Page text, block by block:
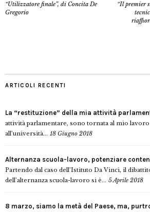
“Utilizzatore finale”, di Concita De
Gregorio
“Il premier
ARTICOLI RECENTI
La “restituzione” della mia attività
attività parlamentare, sono tornata al mio
all’università... 18 Giugno 2018
Alternanza scuola-lavoro, potenziare
Partendo dal caso dell’Istituto Da Vinci, il
dell’alternanza scuola-lavoro si è... 5 Aprile 2018
8 marzo, siamo la metà del Paese, ma,